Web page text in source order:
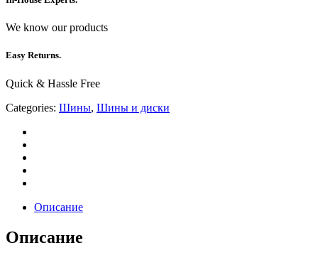
We know our products
Easy Returns.
Quick & Hassle Free
Categories: Шины, Шины и диски
Описание
Описание